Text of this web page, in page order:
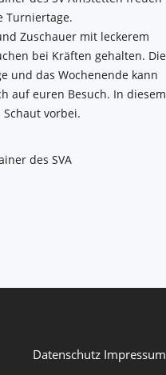
Turniertage.
Zuschauer mit leckerem
bei Kräften gehalten. Die
und das Wochenende kann
auf euren Besuch. In diesem
vorbei.
des SVA
Datenschutz Impressum